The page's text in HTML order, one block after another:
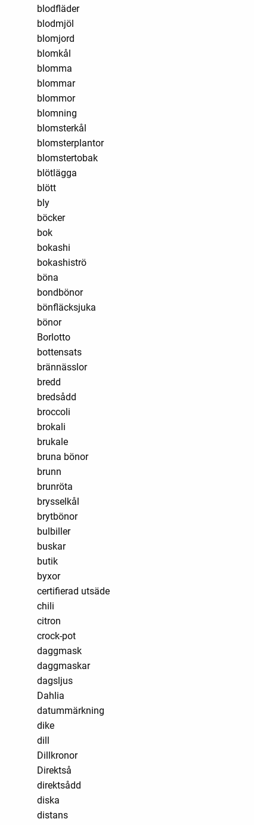
blodfläder
blodmjöl
blomjord
blomkål
blomma
blommar
blommor
blomning
blomsterkål
blomsterplantor
blomstertobak
blötlägga
blött
bly
böcker
bok
bokashi
bokashiströ
böna
bondbönor
bönfläcksjuka
bönor
Borlotto
bottensats
brännässlor
bredd
bredsådd
broccoli
brokali
brukale
bruna bönor
brunn
brunröta
brysselkål
brytbönor
bulbiller
buskar
butik
byxor
certifierad utsäde
chili
citron
crock-pot
daggmask
daggmaskar
dagsljus
Dahlia
datummärkning
dike
dill
Dillkronor
Direktså
direktsådd
diska
distans